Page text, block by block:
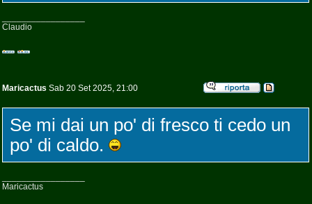
Claudio
Maricactus Sab 20 Set 2025, 21:00
Se mi dai un po' di fresco ti cedo un
po' di caldo.
Maricactus